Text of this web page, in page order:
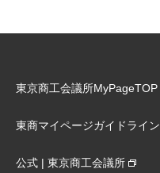
東京商工会議所MyPageTOP
東商マイページガイドライン
公式 | 東京商工会議所